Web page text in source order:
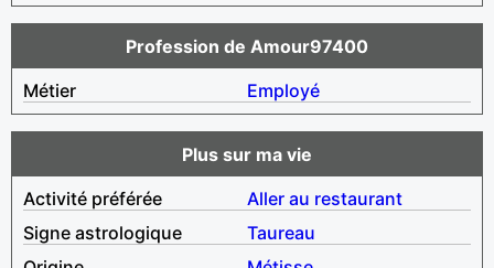
Profession de Amour97400
Métier
Employé
Plus sur ma vie
Activité préférée
Aller au restaurant
Signe astrologique
Taureau